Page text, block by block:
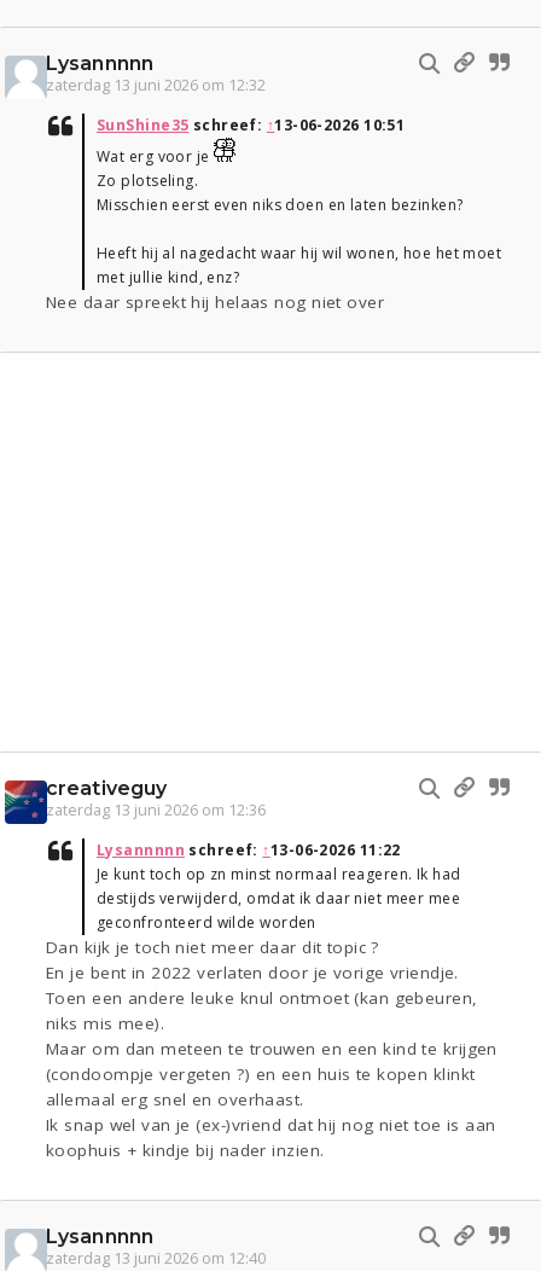
Lysannnnn
zaterdag 13 juni 2026 om 12:32
SunShine35 schreef: ↑13-06-2026 10:51
Wat erg voor je
Zo plotseling.
Misschien eerst even niks doen en laten bezinken?
Heeft hij al nagedacht waar hij wil wonen, hoe het moet
met jullie kind, enz?
Nee daar spreekt hij helaas nog niet over
creativeguy
zaterdag 13 juni 2026 om 12:36
Lysannnnn schreef: ↑13-06-2026 11:22
Je kunt toch op zn minst normaal reageren. Ik had
destijds verwijderd, omdat ik daar niet meer mee
geconfronteerd wilde worden
Dan kijk je toch niet meer daar dit topic ?
En je bent in 2022 verlaten door je vorige vriendje.
Toen een andere leuke knul ontmoet (kan gebeuren,
niks mis mee).
Maar om dan meteen te trouwen en een kind te krijgen
(condoompje vergeten ?) en een huis te kopen klinkt
allemaal erg snel en overhaast.
Ik snap wel van je (ex-)vriend dat hij nog niet toe is aan
koophuis + kindje bij nader inzien.
Lysannnnn
zaterdag 13 juni 2026 om 12:40